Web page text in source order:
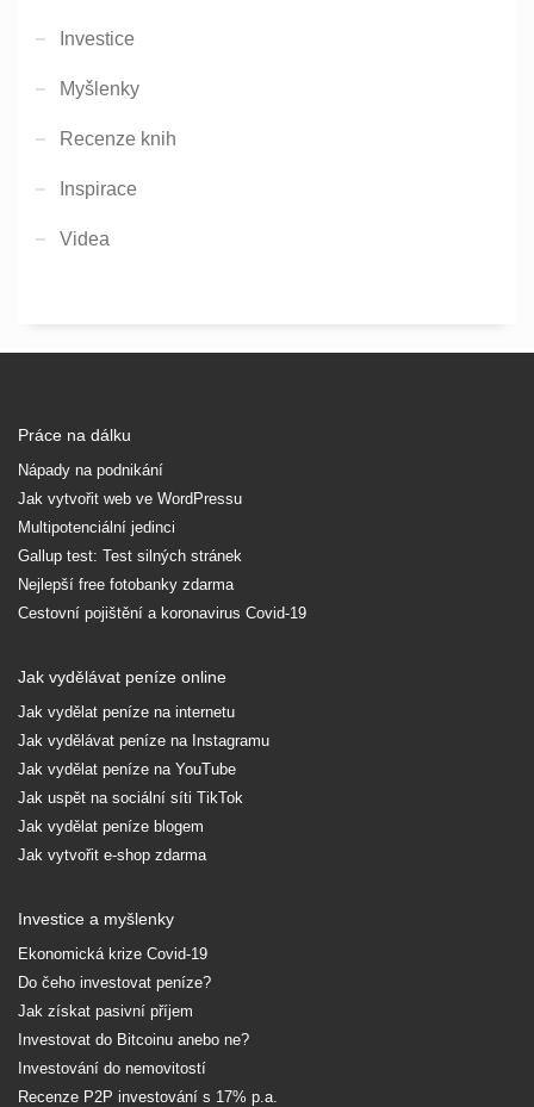
Investice
Myšlenky
Recenze knih
Inspirace
Videa
Práce na dálku
Nápady na podnikání
Jak vytvořit web ve WordPressu
Multipotenciální jedinci
Gallup test: Test silných stránek
Nejlepší free fotobanky zdarma
Cestovní pojištění a koronavirus Covid-19
Jak vydělávat peníze online
Jak vydělat peníze na internetu
Jak vydělávat peníze na Instagramu
Jak vydělat peníze na YouTube
Jak uspět na sociální síti TikTok
Jak vydělat peníze blogem
Jak vytvořit e-shop zdarma
Investice a myšlenky
Ekonomická krize Covid-19
Do čeho investovat peníze?
Jak získat pasivní příjem
Investovat do Bitcoinu anebo ne?
Investování do nemovitostí
Recenze P2P investování s 17% p.a.